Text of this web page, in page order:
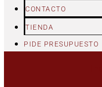
CONTACTO
TIENDA
PIDE PRESUPUESTO